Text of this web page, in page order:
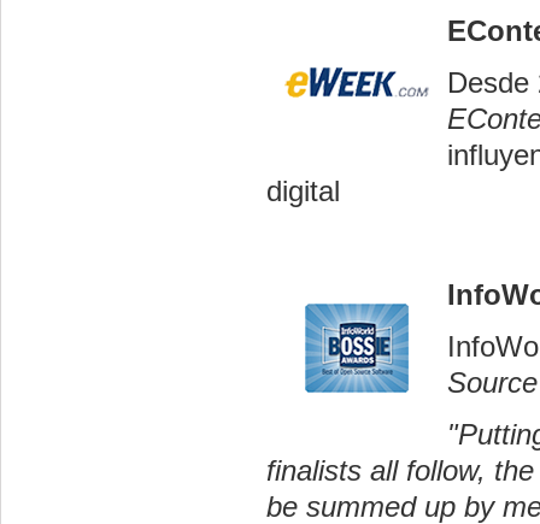
Desde
digital
finalists all follow,
be summed up by